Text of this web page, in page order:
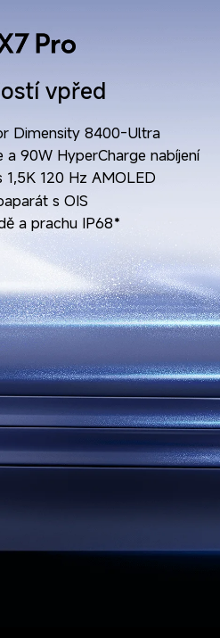
vpřed
Dimensity 8400-Ultra
90W HyperCharge nabíjení
120 Hz AMOLED
s OIS
a prachu IP68*